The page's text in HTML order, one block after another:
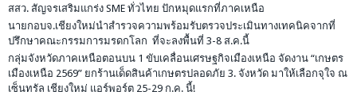
สสว. สัญจรเสริมแกร่ง SME ทั่วไทย ปักหมุดแรกที่ภาคเหนือ
นายกอบจ.เชียงใหม่นำสำรวจความพร้อมรับตรวจประเมินทางเทคนิคจากที่
ปรึกษาคณะกรรมการมรดกโลก ที่จะลงพื้นที่ 3-8 ส.ค.นี้
กลุ่มจังหวัดภาคเหนือตอนบน 1 ขับเคลื่อนเศรษฐกิจเมืองเหนือ จัดงาน “เกษตร
เมืองเหนือ 2569” ยกร้านเด็ดสินค้าเกษตรปลอดภัย 3. จังหวัด มาให้เลือกจุใจ ณ
เซ็นทรัล เชียงใหม่ แอร์พอร์ต 25-29 ก.ค. นี้!